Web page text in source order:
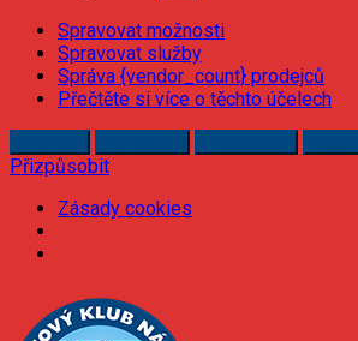
Spravovat možnosti
Spravovat služby
Správa {vendor_count} prodejců
Přečtěte si více o těchto účelech
Přizpůsobit
Zásady cookies